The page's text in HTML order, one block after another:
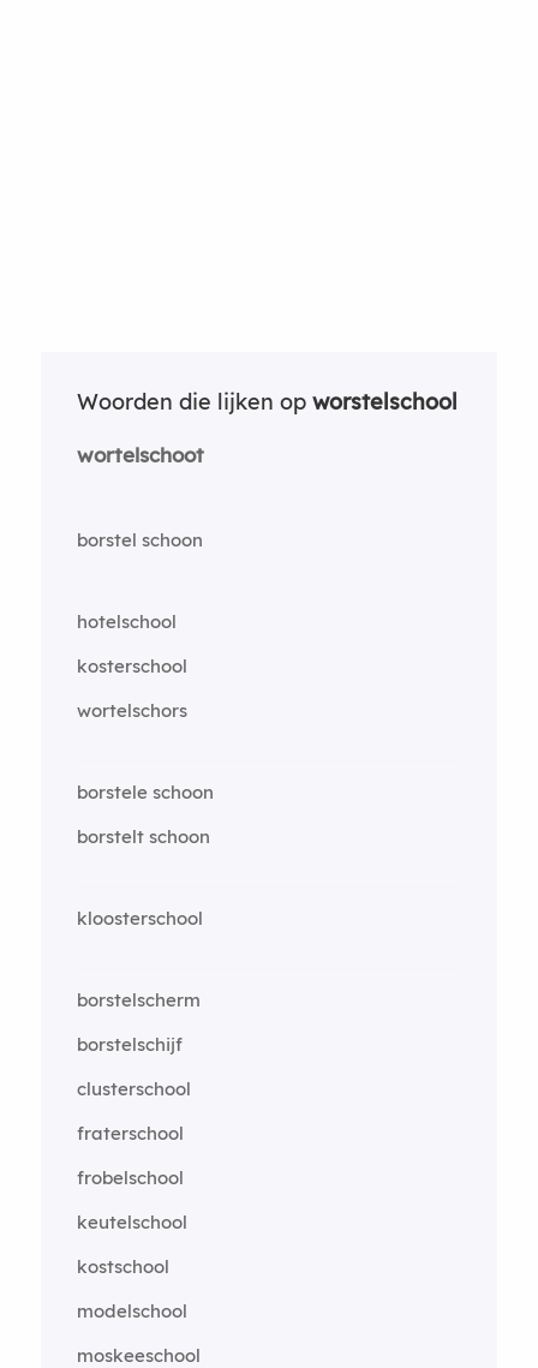
Woorden die lijken op worstelschool
wortelschoot
borstel schoon
hotelschool
kosterschool
wortelschors
borstele schoon
borstelt schoon
kloosterschool
borstelscherm
borstelschijf
clusterschool
fraterschool
frobelschool
keutelschool
kostschool
modelschool
moskeeschool